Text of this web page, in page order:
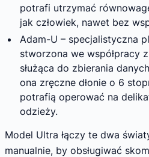
potrafi utrzymać
jak człowiek, nawet bez
Adam-U – specjalistyczna
stworzona we współpracy
służąca do zbierania
ona zręczne dłonie o 6
potrafią operować na
odzieży.
Model Ultra łączy te dwa
manualnie, by obsługiwać